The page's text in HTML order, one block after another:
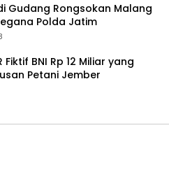
Gudang Rongsokan Malang
Polda Jatim
Fiktif BNI Rp 12 Miliar yang
Petani Jember